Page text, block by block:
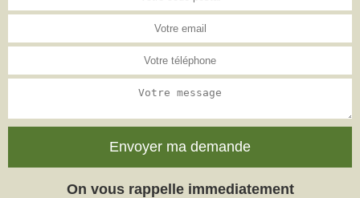
On vous rappelle immediatement